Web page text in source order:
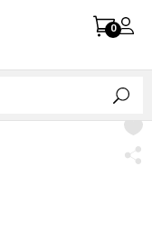
0